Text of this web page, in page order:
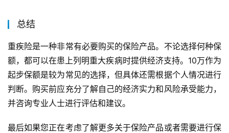
总结
重疾险是一种非常有必要购买的保险产品。不论选择何种保
额，都可以在患上列明重大疾病时提供经济支持。10万作为
起步保额是较为常见的选择，但具体还需根据个人情况进行
判断。购买前应充分了解自己的经济实力和风险承受能力，
并咨询专业人士进行评估和建议。
最后如果您正在考虑了解更多关于保险产品或者需要进行保